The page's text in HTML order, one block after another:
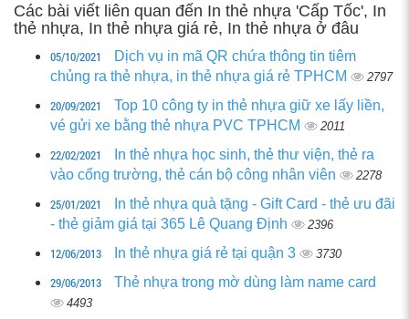
Các bài viết liên quan đến In thẻ nhựa 'Cấp Tốc', In
thẻ nhựa, In thẻ nhựa giá rẻ, In thẻ nhựa ở đâu
05/10/2021
Dịch vụ in mã QR chứa thông tin tiêm
chủng ra thẻ nhựa, in thẻ nhựa giá rẻ TPHCM
2797
20/09/2021
Top 10 công ty in thẻ nhựa giữ xe lấy liền,
vé gửi xe bằng thẻ nhựa PVC TPHCM
2011
22/02/2021
In thẻ nhựa học sinh, thẻ thư viện, thẻ ra
vào cổng trường, thẻ cán bộ công nhân viên
2278
25/01/2021
In thẻ nhựa quà tặng - Gift Card - thẻ ưu đãi
- thẻ giảm giá tại 365 Lê Quang Định
2396
12/06/2013 In thẻ nhựa giá rẻ tại quận 3 3730
29/06/2013 Thẻ nhựa trong mờ dùng làm name card
4493